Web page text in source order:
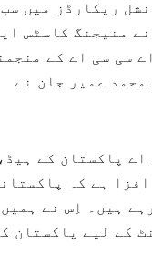
ریکارڈز میں
منیجنگ کاسٹس
سی سی اے کے
عمیر جان نے
پاکستان کے
ہے کہ
ہیں۔ اِس نے ہمیں
کے لیے پاکستان